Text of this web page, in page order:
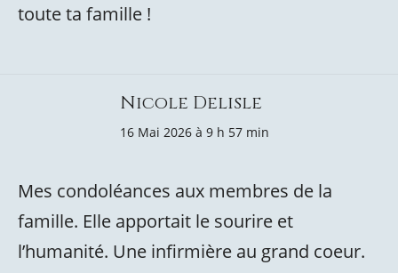
toute ta famille !
Nicole Delisle
16 Mai 2026 à 9 h 57 min
Mes condoléances aux membres de la
famille. Elle apportait le sourire et
l’humanité. Une infirmière au grand coeur.